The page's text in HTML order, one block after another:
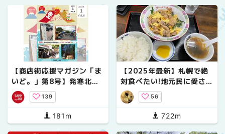
【商店街応援マガジン「ま
いど。」第8号】発寒北商
店街の春夏秋冬
139
181m
【2025年最新】札幌で絶
対食べたい!地元民に愛され
る『肉チャーハン』ラーメ
ン大将の魅力を徹底解説
【ローカルめし】
56
722m